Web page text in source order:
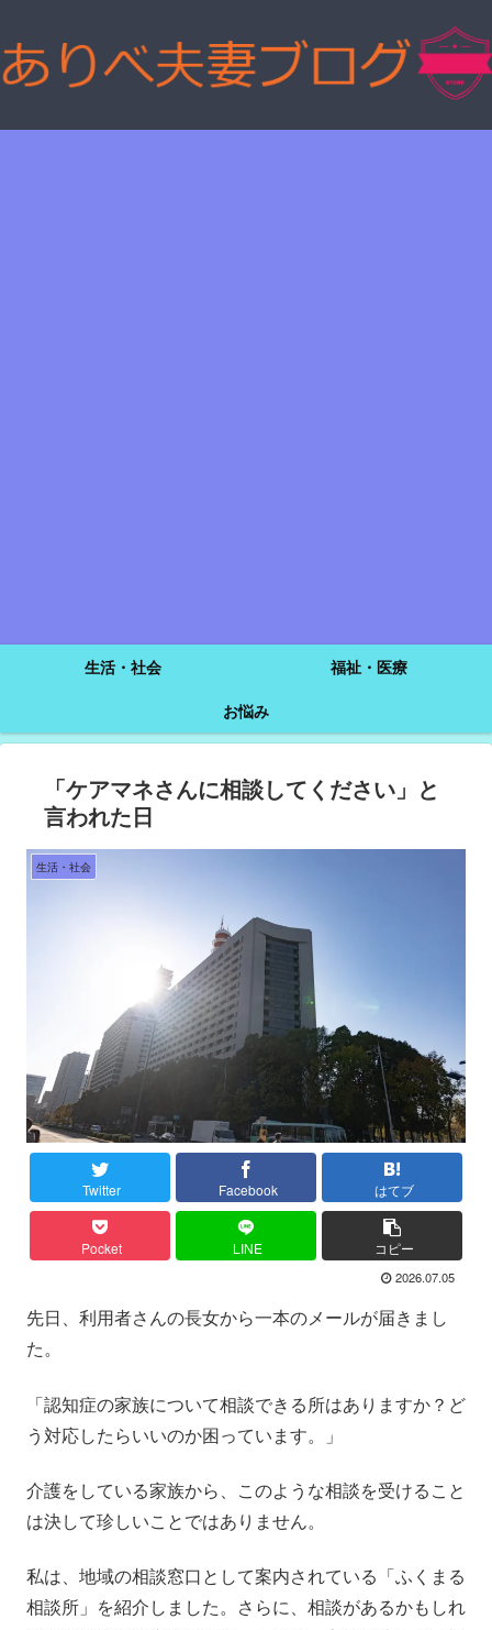
生活・社会
福祉・医療
お悩み
「ケアマネさんに相談してください」と
言われた日
生活・社会
Twitter Facebook はてブ
Pocket LINE コピー
2026.07.05
先日、利用者さんの長女から一本のメールが届きまし
た。
「認知症の家族について相談できる所はありますか？ど
う対応したらいいのか困っています。」
介護をしている家族から、このような相談を受けること
は決して珍しいことではありません。
私は、地域の相談窓口として案内されている「ふくまる
相談所」を紹介しました。さらに、相談があるかもしれ